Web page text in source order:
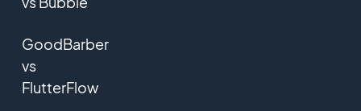
GoodBarber
vs
FlutterFlow